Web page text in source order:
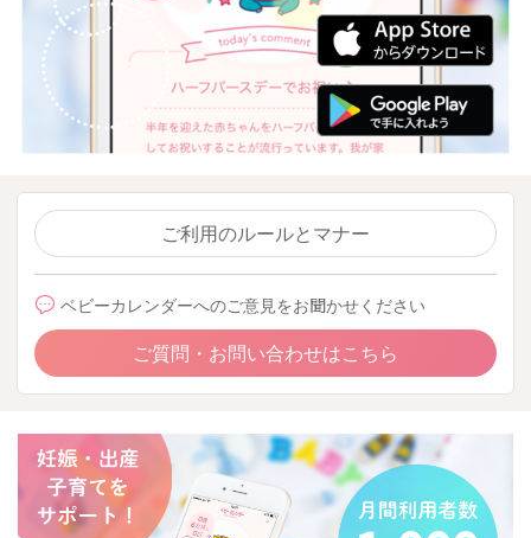
ご利用のルールとマナー
ベビーカレンダーへのご意見をお聞かせください
ご質問・お問い合わせはこちら